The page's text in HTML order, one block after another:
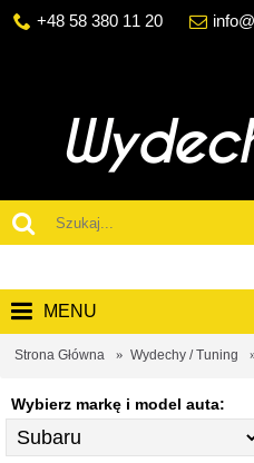
+48 58 380 11 20
MENU
Strona Główna Wydechy / Tuning
Wybierz markę i model auta: